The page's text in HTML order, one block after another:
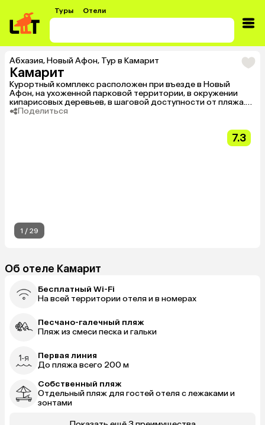
Туры Отели
Абхазия,Новый Афон, Тур в Камарит
Камарит
Курортный комплекс расположен при въезде в Новый
Афон, на ухоженной парковой территории, в окружении
кипарисовых деревьев, в шаговой доступности от пляжа.
Неподалеку есть множество достопримечательностей, а
Поделиться
7.3
1 / 29
Об отеле Камарит
Бесплатный Wi-Fi
На всей территории отеля и в номерах
Песчано-галечный пляж
Пляж из смеси песка и гальки
Первая линия
До пляжа всего 200 м
Собственный пляж
Отдельный пляж для гостей отеля с лежаками и
зонтами